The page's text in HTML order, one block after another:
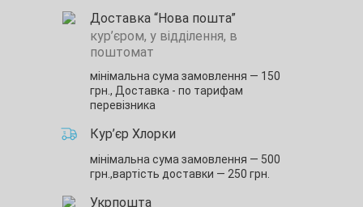
Доставка “Нова пошта”
кур’єром, у відділення, в
поштомат
мінімальна сума замовлення — 150
грн., Доставка - по тарифам
перевізника
Кур’єр Хлорки
мінімальна сума замовлення — 500
грн.,вартість доставки — 250 грн.
Укрпошта